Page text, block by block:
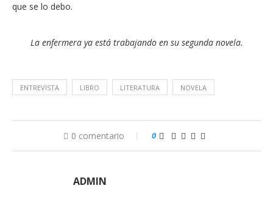
que se lo debo.
La enfermera ya está trabajando en su segunda novela.
ENTREVISTA LIBRO LITERATURA NOVELA
0 comentario 0
ADMIN